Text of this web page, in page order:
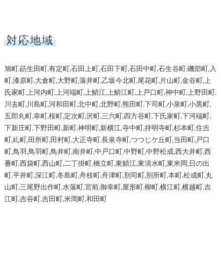
対応地域
旭町,莇生田町,有定町,石田上町,石田下町,石田中町,石生谷町,磯部町,入
町,漆原町,大倉町,大野町,落井町,乙坂今北町,尾花町,片山町,金谷町,上
氏家町,上河内町,上河端町,上鯖江,上鯖江町,上戸口町,神中町,上野田町,
川去町,川島町,河和田町,北中町,北野町,熊田町,下司町,小泉町,小黒町,
五郎丸町,幸町,桜町,定次町,沢町,三六町,四方谷町,下氏家町,下河端町,
下新庄町,下野田町,新町,神明町,新横江,寺中町,持明寺町,杉本町,住吉
町,糺町,田所町,田村町,大正寺町,長泉寺町,つつじケ丘町,当田町,戸口
町,鳥羽,鳥羽町,鳥井町,南井町,中戸口町,中野町,中野松成,西大井町,西
番町,西袋町,西山町,二丁掛町,橋立町,東鯖江,東清水町,東米岡,日の出
町,平井町,深江町,冬島町,舟枝町,舟津町,別司町,別所町,本町,松成町,丸
山町,三尾野出作町,水落町,宮前,御幸町,屋形町,柳町,横江町,横越町,吉
江町,吉谷町,吉田町,米岡町,和田町